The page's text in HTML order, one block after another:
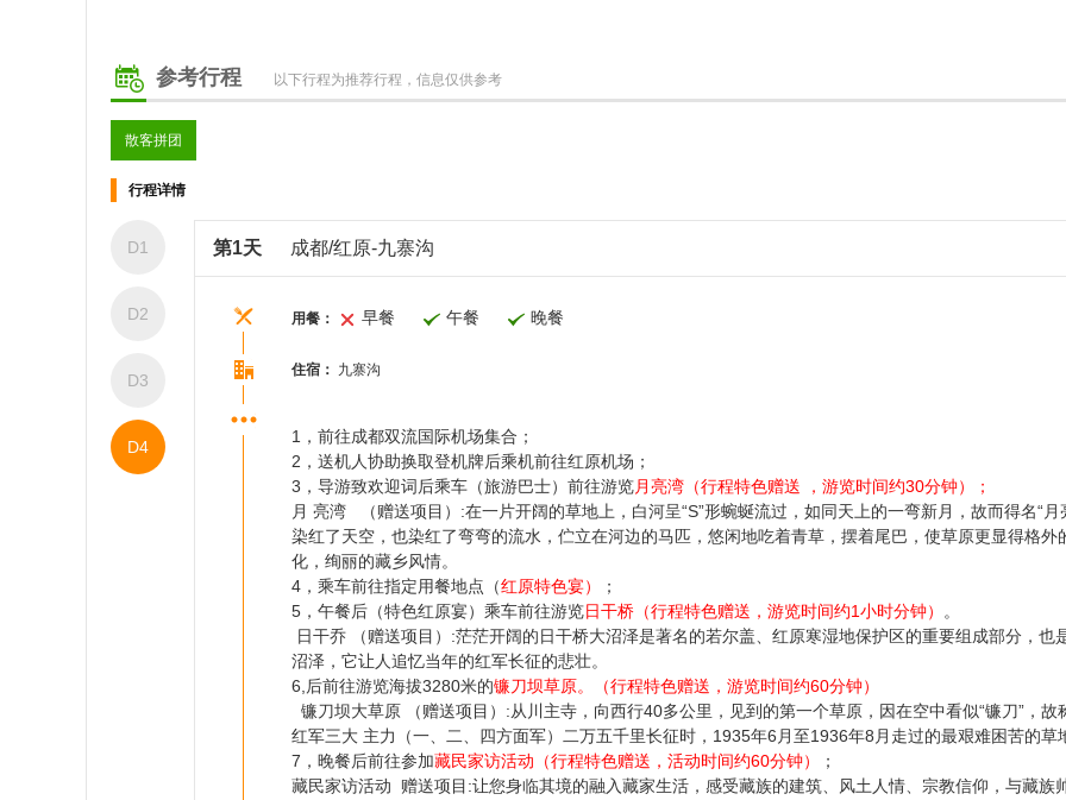
参考行程 以下行程为推荐行程，信息仅供参考
散客拼团
行程详情
D1
D2
D3
D4
第1天 成都/红原-九寨沟
用餐： 早餐 午餐 晚餐
住宿： 九寨沟
1，前往成都双流国际机场集合；
2，送机人协助换取登机牌后乘机前往红原机场；
3，导游致欢迎词后乘车（旅游巴士）前往游览月亮湾（行程特色赠送 ，游览时间约30分钟）；
月 亮湾 （赠送项目）:在一片开阔的草地上，白河呈“S”形蜿蜒流过，如同天上的一弯新月，故而得名“
染红了天空，也染红了弯弯的流水，伫立在河边的马匹，悠闲地吃着青草，摆着尾巴，使草原更显得格
化，绚丽的藏乡风情。
4，乘车前往指定用餐地点（红原特色宴）
；
5，午餐后（特色红原宴）乘车前往游览日干桥（行程特色赠送，游览时间约1小时分钟） 。
日干乔 （赠送项目）:茫茫开阔的日干桥大沼泽是著名的若尔盖、红原寒湿地保护区的重要组成部分，
沼泽，它让人追忆当年的红军长征的悲壮。
6,后前往游览海拔3280米的镰刀坝草原。（行程特色赠送，游览时间约60分钟）
镰刀坝大草原 （赠送项目）:从川主寺，向西行40多公里，见到的第一个草原，因在空中看似“镰刀”，
红军三大 主力（一、二、四方面军）二万五千里长征时，1935年6月至1936年8月走过的最艰难困苦的
7，晚餐后前往参加藏民家访活动（行程特色赠送，活动时间约60分钟）
；
藏民家访活动 赠送项目:让您身临其境的融入藏家生活，感受藏族的建筑、风土人情、宗教信仰，与藏族